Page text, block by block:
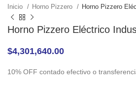
Inicio Horno Pizzero Horno Pizzero
Horno Pizzero Eléctrico
$4,301,640.00
10% OFF contado efectivo o